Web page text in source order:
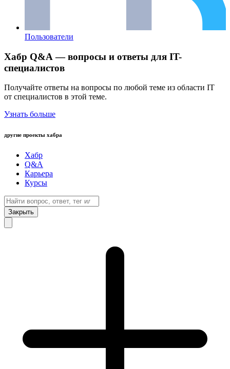
Пользователи
Хабр Q&A — вопросы и ответы для IT-
специалистов
Получайте ответы на вопросы по любой теме из области IT
от специалистов в этой теме.
Узнать больше
другие проекты хабра
Хабр
Q&A
Карьера
Курсы
Закрыть